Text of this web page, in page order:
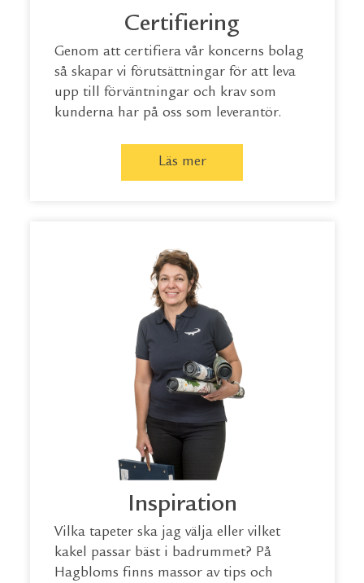
Certifiering
Genom att certifiera vår koncerns bolag
så skapar vi förutsättningar för att leva
upp till förväntningar och krav som
kunderna har på oss som leverantör.
Läs mer
Inspiration
Vilka tapeter ska jag välja eller vilket
kakel passar bäst i badrummet? På
Hagbloms finns massor av tips och